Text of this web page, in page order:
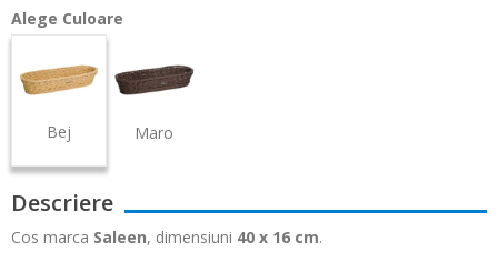
Alege Culoare
Bej Maro
Descriere
Cos marca Saleen, dimensiuni 40 x 16 cm.